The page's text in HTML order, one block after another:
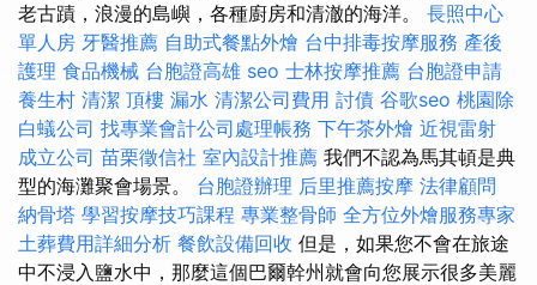
老古蹟，浪漫的島嶼，各種廚房和清澈的海洋。 長照中心
單人房 牙醫推薦 自助式餐點外燴 台中排毒按摩服務 產後
護理 食品機械 台胞證高雄 seo 士林按摩推薦 台胞證申請
養生村 清潔 頂樓 漏水 清潔公司費用 討債 谷歌seo 桃園除
白蟻公司 找專業會計公司處理帳務 下午茶外燴 近視雷射
成立公司 苗栗徵信社 室內設計推薦 我們不認為馬其頓是典
型的海灘聚會場景。 台胞證辦理 后里推薦按摩 法律顧問
納骨塔 學習按摩技巧課程 專業整骨師 全方位外燴服務專家
土葬費用詳細分析 餐飲設備回收 但是，如果您不會在旅途
中不浸入鹽水中，那麼這個巴爾幹州就會向您展示很多美麗